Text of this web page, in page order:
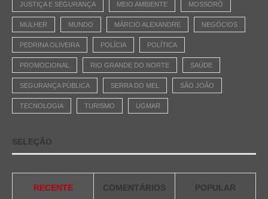
JUSTIÇA E SEGURANÇA MEIO AMBIENTE MOSSORÓ
MULHER MUNDO MÁRCIO ALEXANDRE NEGÓCIOS
PEDRINA OLIVEIRA POLÍCIA POLÍTICA
PROMOCIONAL RIO GRANDE DO NORTE SAÚDE
SEGURANÇA PÚBLICA SERRA DO MEL SÃO JOÃO
TECNOLOGIA TURISMO UGMAR
SELEÇÃO
RECENTE COMENTÁRIOS POPULAR